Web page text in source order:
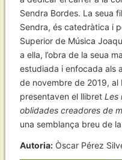
Sendra Bordes. La seua
Sendra, és catedràtica i
Superior de Música
a ella, l’obra de la seua
estudiada i enfocada als
de novembre de 2019, al
presentaven el llibret Les
oblidades creadores de
una semblança breu de
Autoria: Òscar Pérez